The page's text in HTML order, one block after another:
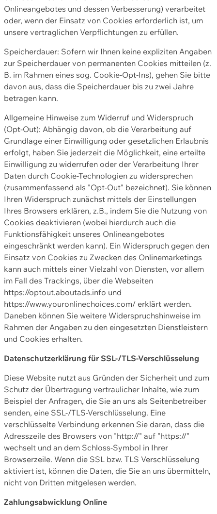
Onlineangebotes und dessen Verbesserung) verarbeitet
oder, wenn der Einsatz von Cookies erforderlich ist, um
unsere vertraglichen Verpflichtungen zu erfüllen.
Speicherdauer: Sofern wir Ihnen keine expliziten Angaben
zur Speicherdauer von permanenten Cookies mitteilen (z.
B. im Rahmen eines sog. Cookie-Opt-Ins), gehen Sie bitte
davon aus, dass die Speicherdauer bis zu zwei Jahre
betragen kann.
Allgemeine Hinweise zum Widerruf und Widerspruch
(Opt-Out): Abhängig davon, ob die Verarbeitung auf
Grundlage einer Einwilligung oder gesetzlichen Erlaubnis
erfolgt, haben Sie jederzeit die Möglichkeit, eine erteilte
Einwilligung zu widerrufen oder der Verarbeitung Ihrer
Daten durch Cookie-Technologien zu widersprechen
(zusammenfassend als "Opt-Out" bezeichnet). Sie können
Ihren Widerspruch zunächst mittels der Einstellungen
Ihres Browsers erklären, z.B., indem Sie die Nutzung von
Cookies deaktivieren (wobei hierdurch auch die
Funktionsfähigkeit unseres Onlineangebotes
eingeschränkt werden kann). Ein Widerspruch gegen den
Einsatz von Cookies zu Zwecken des Onlinemarketings
kann auch mittels einer Vielzahl von Diensten, vor allem
im Fall des Trackings, über die Webseiten
https://optout.aboutads.info und
https://www.youronlinechoices.com/ erklärt werden.
Daneben können Sie weitere Widerspruchshinweise im
Rahmen der Angaben zu den eingesetzten Dienstleistern
und Cookies erhalten.
Datenschutzerklärung für SSL-/TLS-Verschlüsselung
Diese Website nutzt aus Gründen der Sicherheit und zum
Schutz der Übertragung vertraulicher Inhalte, wie zum
Beispiel der Anfragen, die Sie an uns als Seitenbetreiber
senden, eine SSL-/TLS-Verschlüsselung. Eine
verschlüsselte Verbindung erkennen Sie daran, dass die
Adresszeile des Browsers von "http://" auf "https://"
wechselt und an dem Schloss-Symbol in Ihrer
Browserzeile. Wenn die SSL bzw. TLS Verschlüsselung
aktiviert ist, können die Daten, die Sie an uns übermitteln,
nicht von Dritten mitgelesen werden.
Zahlungsabwicklung Online